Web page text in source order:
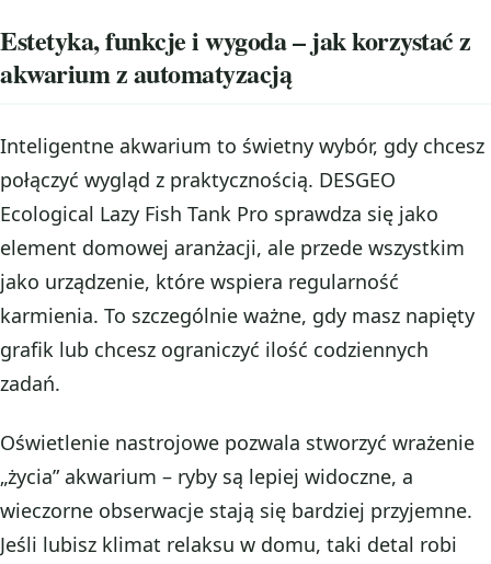
Estetyka, funkcje i wygoda – jak korzystać z
akwarium z automatyzacją
Inteligentne akwarium to świetny wybór, gdy chcesz
połączyć wygląd z praktycznością. DESGEO
Ecological Lazy Fish Tank Pro sprawdza się jako
element domowej aranżacji, ale przede wszystkim
jako urządzenie, które wspiera regularność
karmienia. To szczególnie ważne, gdy masz napięty
grafik lub chcesz ograniczyć ilość codziennych
zadań.
Oświetlenie nastrojowe pozwala stworzyć wrażenie
„życia” akwarium – ryby są lepiej widoczne, a
wieczorne obserwacje stają się bardziej przyjemne.
Jeśli lubisz klimat relaksu w domu, taki detal robi